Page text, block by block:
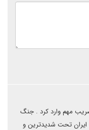
مهم وارد کرد . جنگ
ایران تحت شدیدترین و